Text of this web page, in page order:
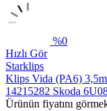
%0
Hızlı Gör
Starklips
Klips Vida (PA6)
14215282 Skoda
Ürünün fiyatını